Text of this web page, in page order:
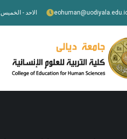
الاحد - الخميس: 7 ص - 3 م